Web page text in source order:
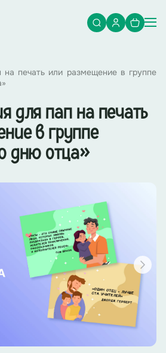
на печать или размещение в группе
для пап на печать
в группе
дню отца»